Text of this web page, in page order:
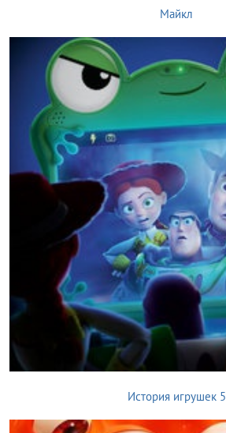
Майкл
История игрушек 5